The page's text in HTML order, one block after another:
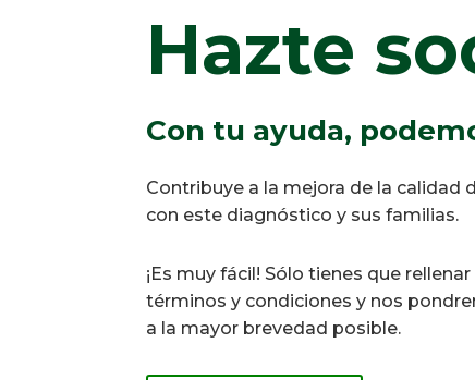
Hazte
Con tu ayuda,
Contribuye a la mejora de la calidad
con este diagnóstico y sus familias.
¡Es muy fácil! Sólo tienes que
términos y condiciones y nos
a la mayor brevedad posible.